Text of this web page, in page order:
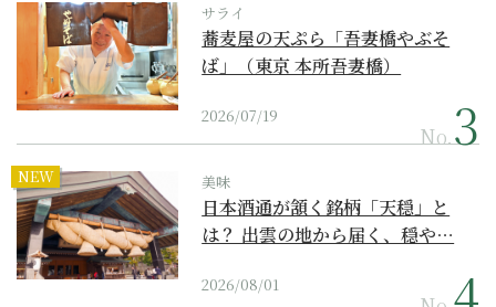
サライ
蕎麦屋の天ぷら「吾妻橋やぶそ
ば」（東京 本所吾妻橋）
2026/07/19
No.
NEW 美味
日本酒通が頷く銘柄「天穏」と
は？ 出雲の地から届く、穏や…
2026/08/01